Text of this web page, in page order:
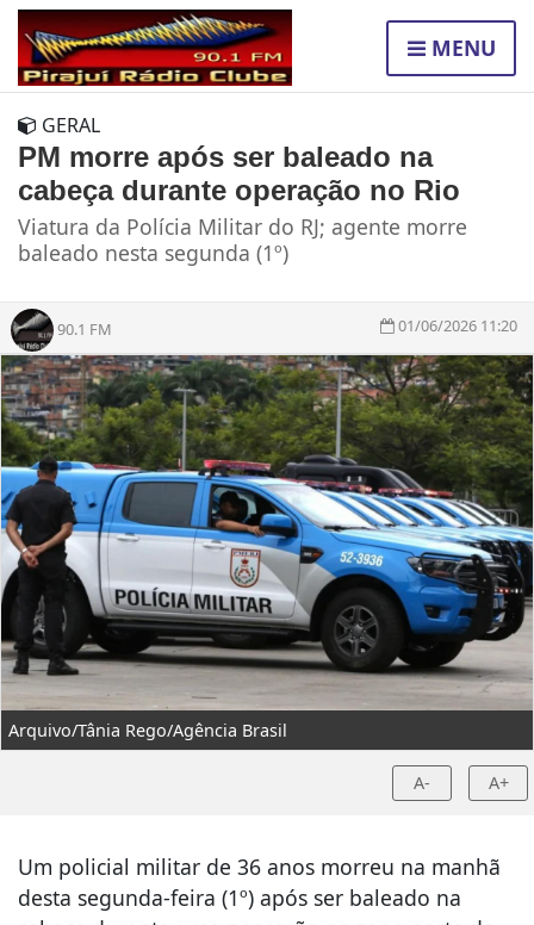
MENU
GERAL
PM morre após ser baleado na
cabeça durante operação no Rio
Viatura da Polícia Militar do RJ; agente morre
baleado nesta segunda (1º)
90.1 FM 01/06/2026 11:20
Arquivo/Tânia Rego/Agência Brasil
A- A+
Um policial militar de 36 anos morreu na manhã
desta segunda-feira (1º) após ser baleado na